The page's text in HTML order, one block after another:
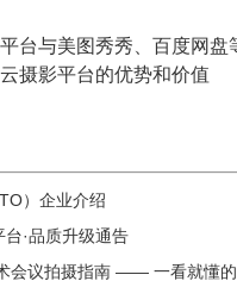
平台与美图秀秀、百度网
摄影平台的优势和价值
）企业介绍
·品质升级通告
会议拍摄指南 —— 一看就懂